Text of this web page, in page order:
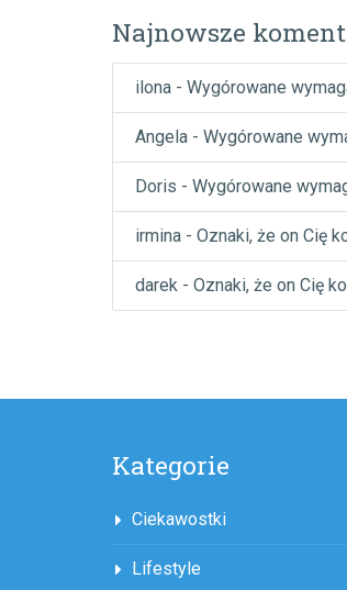
Najnowsze
ilona - Wygórowane
Angela - Wygórowane
Doris - Wygórowane
irmina - Oznaki, że on Cię
darek - Oznaki, że on Cię
Kategorie
Ciekawostki
Lifestyle